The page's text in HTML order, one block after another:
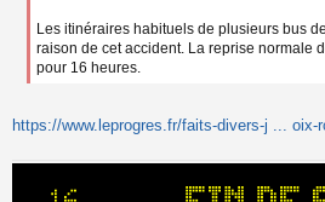
Les itinéraires habituels de plusieurs bus
raison de cet accident. La reprise normale
pour 16 heures.
https://www.leprogres.fr/faits-divers-j ... oix-